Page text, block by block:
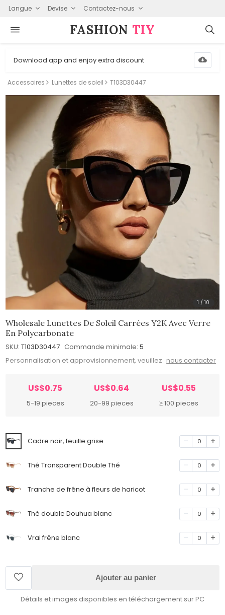
Langue Devise Contactez-nous
FASHION⁠ TIY
Download app and enjoy extra discount
Accessoires Lunettes de soleil T103D30447
1 /10
Wholesale Lunettes De Soleil Carrées Y2K Avec Verre
En Polycarbonate
SKU: T103D30447 Commande minimale: 5
Personnalisation et approvisionnement, veuillez nous contacter
US$0.75
5-19 pieces
US$0.64
20-99 pieces
US$0.55
≥ 100 pieces
Cadre noir, feuille grise 0
Thé Transparent Double Thé 0
Tranche de frêne à fleurs de haricot 0
Thé double Douhua blanc 0
Vrai frêne blanc 0
Ajouter au panier
Détails et images disponibles en téléchargement sur PC